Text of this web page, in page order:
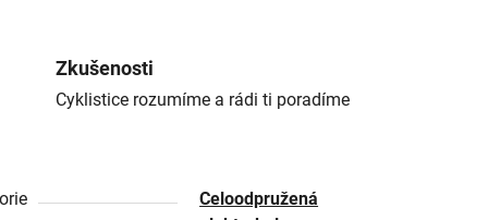
Zkušenosti
Cyklistice rozumíme a rádi ti poradíme
Celoodpružená